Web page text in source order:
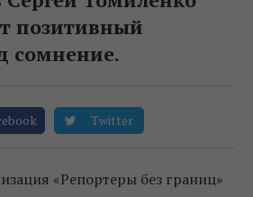
позитивный
сомнение.
Twitter
«Репортеры без границ»